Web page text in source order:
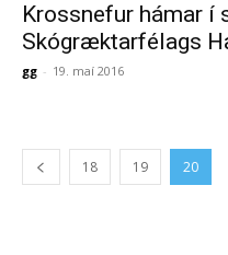
Krossnefur hámar
Skógræktarfélags
gg - 19. maí 2016
18 19 20